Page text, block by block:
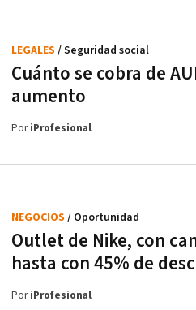
Cuánto se cobra de
aumento
LEGALES / Seguridad social
PoriProfesional
Outlet de Nike, con
hasta con 45% de
NEGOCIOS / Oportunidad
PoriProfesional